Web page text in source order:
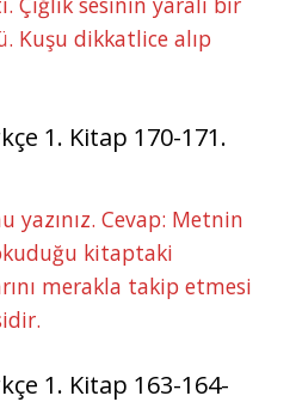
Kuşu dikkatlice alıp
1. Kitap 170-171.
yazınız. Cevap: Metnin
kitaptaki
merakla takip etmesi
1. Kitap 163-164-